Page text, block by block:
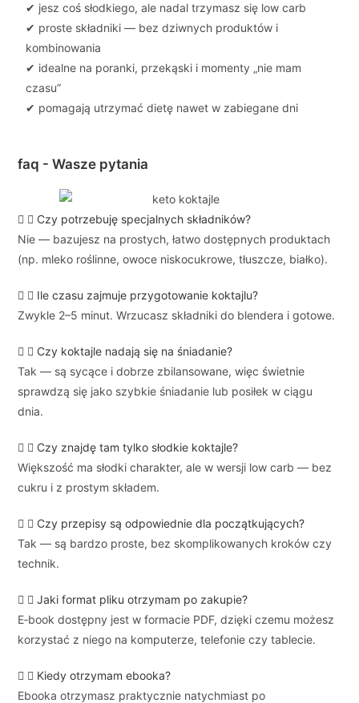
✔ jesz coś słodkiego, ale nadal trzymasz się low carb
✔ proste składniki — bez dziwnych produktów i
kombinowania
✔ idealne na poranki, przekąski i momenty „nie mam
czasu”
✔ pomagają utrzymać dietę nawet w zabiegane dni
faq - Wasze pytania
Czy potrzebuję specjalnych składników?
Nie — bazujesz na prostych, łatwo dostępnych produktach
(np. mleko roślinne, owoce niskocukrowe, tłuszcze, białko).
Ile czasu zajmuje przygotowanie koktajlu?
Zwykle 2–5 minut. Wrzucasz składniki do blendera i gotowe.
Czy koktajle nadają się na śniadanie?
Tak — są sycące i dobrze zbilansowane, więc świetnie
sprawdzą się jako szybkie śniadanie lub posiłek w ciągu
dnia.
Czy znajdę tam tylko słodkie koktajle?
Większość ma słodki charakter, ale w wersji low carb — bez
cukru i z prostym składem.
Czy przepisy są odpowiednie dla początkujących?
Tak — są bardzo proste, bez skomplikowanych kroków czy
technik.
Jaki format pliku otrzymam po zakupie?
E‑book dostępny jest w formacie PDF, dzięki czemu możesz
korzystać z niego na komputerze, telefonie czy tablecie.
Kiedy otrzymam ebooka?
Ebooka otrzymasz praktycznie natychmiast po